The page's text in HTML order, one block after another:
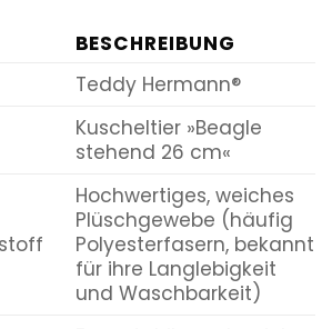
BESCHREIBUNG
Teddy Hermann®
Kuscheltier »Beagle
stehend 26 cm«
Hochwertiges, weiches
Plüschgewebe (häufig
Polyesterfasern, bekannt
für ihre Langlebigkeit
und Waschbarkeit)